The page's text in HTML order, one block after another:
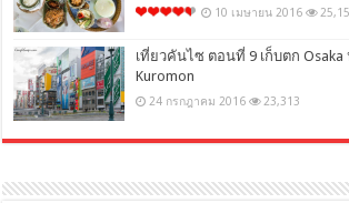
10 เมษายน 2016
เที่ยวคันไซ ตอนที่ 9 เก็บตก
Kuromon
24 กรกฎาคม 2016 23,313